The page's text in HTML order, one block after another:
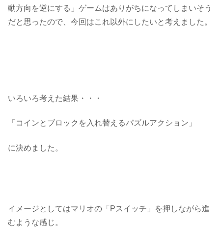
動方向を逆にする」ゲームはありがちになってしまいそう
だと思ったので、今回はこれ以外にしたいと考えました。
いろいろ考えた結果・・・
「コインとブロックを入れ替えるパズルアクション」
に決めました。
イメージとしてはマリオの「Pスイッチ」を押しながら進
むような感じ。